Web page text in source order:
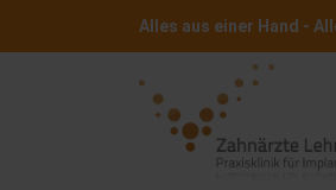
Alles aus einer Hand -